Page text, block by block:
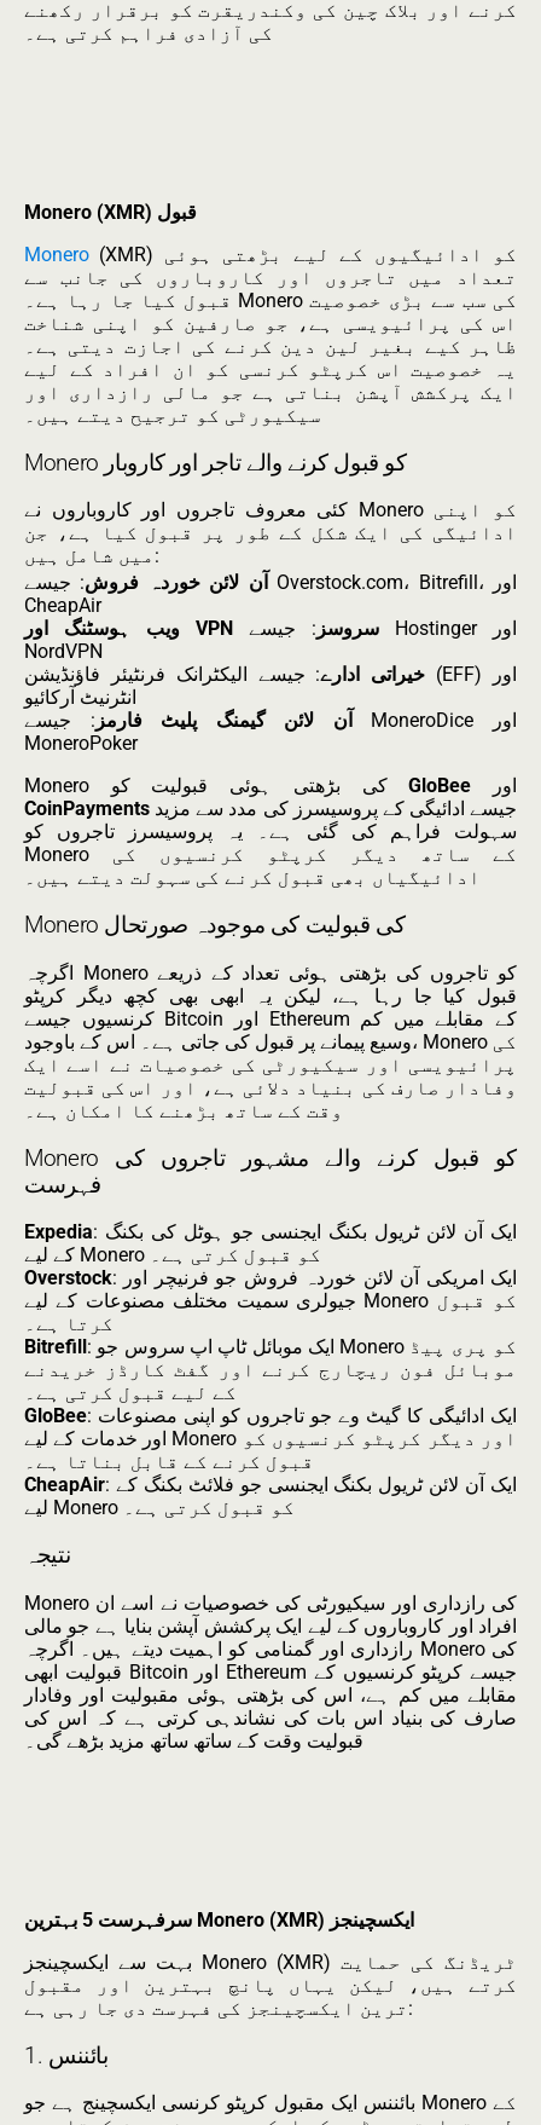
کرنے اور بلاک چین کی وکندریقرت کو برقرار رکھنے
کی آزادی فراہم کرتی ہے۔
Monero (XMR) قبول
Monero (XMR) کو ادائیگیوں کے لیے بڑھتی ہوئی
تعداد میں تاجروں اور کاروباروں کی جانب سے
قبول کیا جا رہا ہے۔ Monero کی سب سے بڑی خصوصیت
اس کی پرائیویسی ہے، جو صارفین کو اپنی شناخت
ظاہر کیے بغیر لین دین کرنے کی اجازت دیتی ہے۔
یہ خصوصیت اس کرپٹو کرنسی کو ان افراد کے لیے
ایک پرکشش آپشن بناتی ہے جو مالی رازداری اور
سیکیورٹی کو ترجیح دیتے ہیں۔
Monero کو قبول کرنے والے تاجر اور کاروبار
کئی معروف تاجروں اور کاروباروں نے Monero کو اپنی
ادائیگی کی ایک شکل کے طور پر قبول کیا ہے، جن
میں شامل ہیں:
آن لائن خوردہ فروش: جیسے Overstock.com، Bitrefill، اور
CheapAir
ویب ہوسٹنگ اور VPN سروسز : جیسے Hostinger اور
NordVPN
خیراتی ادارے: جیسے الیکٹرانک فرنٹیئر فاؤنڈیشن (EFF) اور
انٹرنیٹ آرکائیو
آن لائن گیمنگ پلیٹ فارمز : جیسے MoneroDice اور
MoneroPoker
Monero کی بڑھتی ہوئی قبولیت کوGloBee
اور
CoinPayments
سہولت فراہم کی گئی ہے۔ یہ پروسیسرز تاجروں کو
Monero کے ساتھ دیگر کرپٹو کرنسیوں کی
ادائیگیاں بھی قبول کرنے کی سہولت دیتے ہیں۔
Monero کی قبولیت کی موجودہ صورتحال
اگرچہ Monero کو تاجروں کی بڑھتی ہوئی تعداد کے ذریعے
قبول کیا جا رہا ہے، لیکن یہ ابھی بھی کچھ دیگر کرپٹو
کرنسیوں جیسے Bitcoin اور Ethereum کے مقابلے میں کم
وسیع پیمانے پر قبول کی جاتی ہے۔ اس کے باوجود، Monero کی
پرائیویسی اور سیکیورٹی کی خصوصیات نے اسے ایک
وفادار صارف کی بنیاد دلائی ہے، اور اس کی قبولیت
وقت کے ساتھ بڑھنے کا امکان ہے۔
Monero کو قبول کرنے والے مشہور تاجروں کی
فہرست
Expedia: ایک آن لائن ٹریول بکنگ ایجنسی جو ہوٹل کی بکنگ
کے لیے Monero کو قبول کرتی ہے۔
Overstock: ایک امریکی آن لائن خوردہ فروش جو فرنیچر اور
جیولری سمیت مختلف مصنوعات کے لیے Monero کو قبول
کرتا ہے۔
Bitrefill : ایک موبائل ٹاپ اپ سروس جو Monero کو پری پیڈ
موبائل فون ریچارج کرنے اور گفٹ کارڈز خریدنے
کے لیے قبول کرتی ہے۔
GloBee: ایک ادائیگی کا گیٹ وے جو تاجروں کو اپنی مصنوعات
اور خدمات کے لیے Monero اور دیگر کرپٹو کرنسیوں کو
قبول کرنے کے قابل بناتا ہے۔
CheapAir: ایک آن لائن ٹریول بکنگ ایجنسی جو فلائٹ بکنگ کے
لیے Monero کو قبول کرتی ہے۔
نتیجہ
Monero کی رازداری اور سیکیورٹی کی خصوصیات نے اسے ان
افراد اور کاروباروں کے لیے ایک پرکشش آپشن بنایا ہے جو مالی
رازداری اور گمنامی کو اہمیت دیتے ہیں۔ اگرچہ Monero کی
قبولیت ابھی Bitcoin اور Ethereum جیسے کرپٹو کرنسیوں کے
مقابلے میں کم ہے، اس کی بڑھتی ہوئی مقبولیت اور وفادار
صارف کی بنیاد اس بات کی نشاندہی کرتی ہے کہ اس کی
قبولیت وقت کے ساتھ ساتھ مزید بڑھے گی۔
سرفہرست 5 بہترین Monero (XMR) ایکسچینجز
بہت سے ایکسچینجز Monero (XMR) ٹریڈنگ کی حمایت
کرتے ہیں، لیکن یہاں پانچ بہترین اور مقبول
ترین ایکسچینجز کی فہرست دی جا رہی ہے:
1. بائننس
بائننس ایک مقبول کرپٹو کرنسی ایکسچینج ہے جو Monero کے